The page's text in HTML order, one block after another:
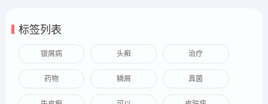
标签列表
银屑病 头癣 治疗
药物 鳞屑 真菌